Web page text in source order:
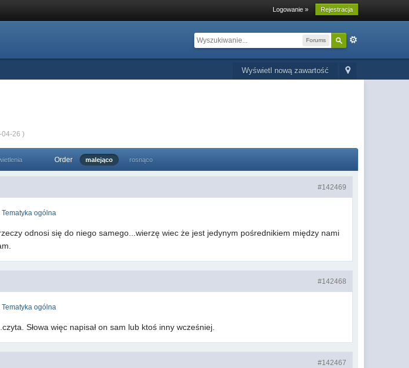
Logowanie » Rejestracja
Forums
Wyświetl nową zawartość
26 )
Order malejąco rosnąco
#142469
Tematyka ogólna
odnosi się do niego samego...wierzę wiec że jest jedynym pośrednikiem między nami
#142468
Tematyka ogólna
Słowa więc napisał on sam lub ktoś inny wcześniej.
#142467